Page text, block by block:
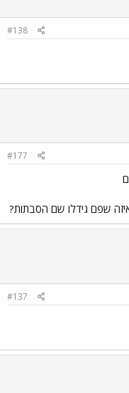
#138
#177
שפם גידלו שם הסבתות?
#137